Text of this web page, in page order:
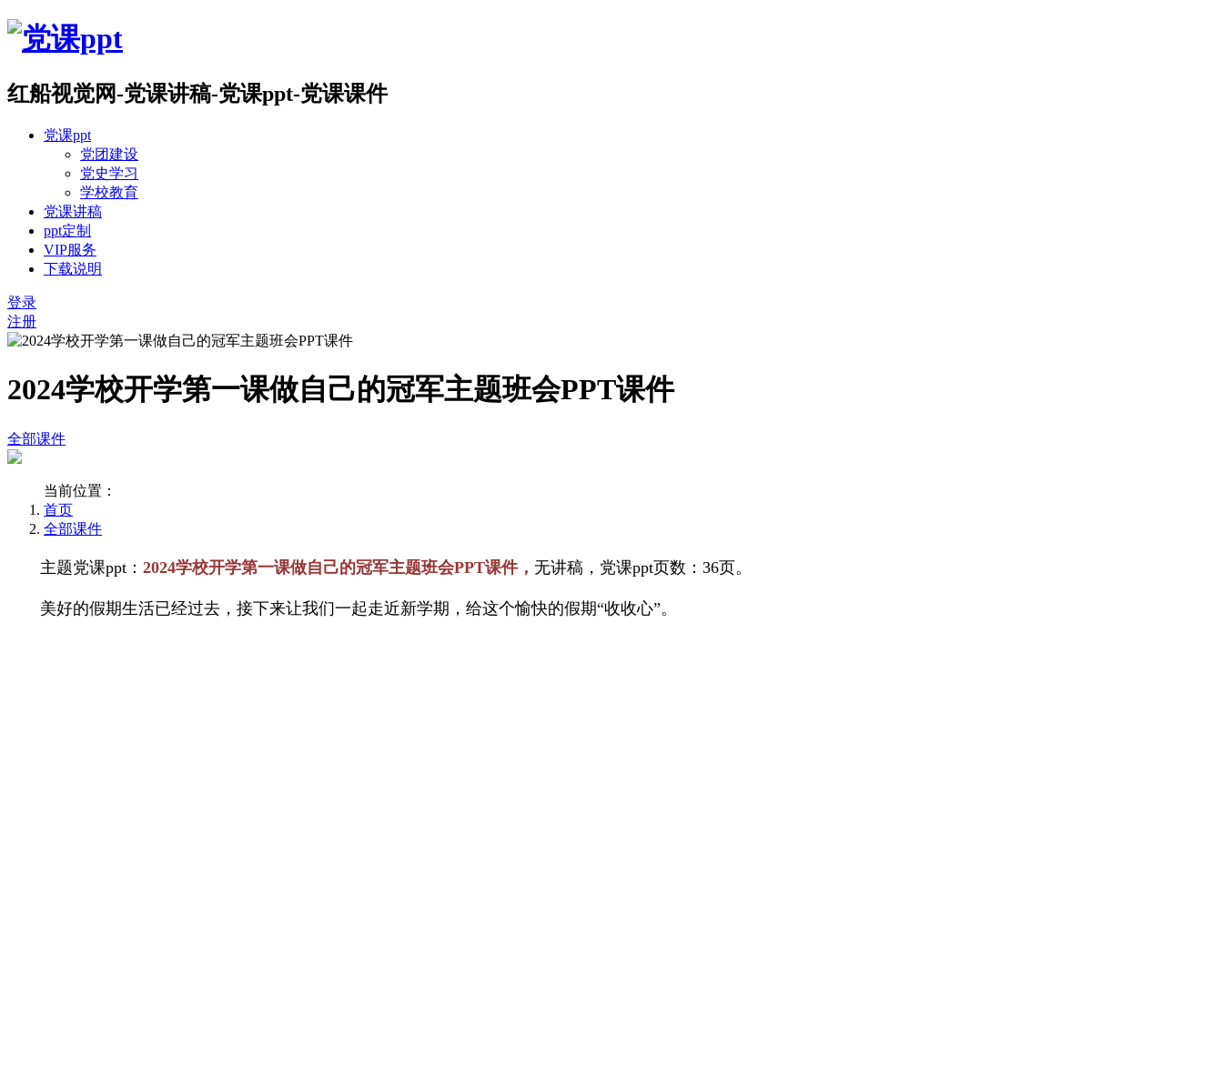
红船视觉网-党课讲稿-党课ppt-党课课件
党课ppt
党团建设
党史学习
学校教育
党课讲稿
ppt定制
VIP服务
下载说明
登录
注册
2024学校开学第一课做自己的冠军主题班会PPT课件
全部课件
当前位置：
首页
全部课件
主题党课ppt： 2024学校开学第一课做自己的冠军主题班会PPT课件， 无讲稿，党课ppt页数：36页。
美好的假期生活已经过去，接下来让我们一起走近新学期，给这个愉快的假期“收收心”。